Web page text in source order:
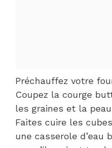
Préchauffez votre
Coupez la courge
les graines et la
Faites cuire les
une casserole d’eau